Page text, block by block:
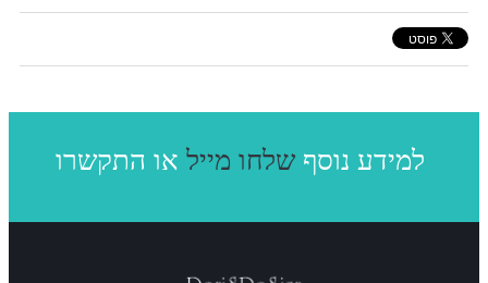
למידע נוסף שלחו מייל